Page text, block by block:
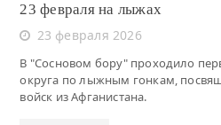
23 февраля на лыжах
23 февраля 2026
В "Сосновом бору" проходило
округа по лыжным гонкам,
войск из Афганистана.